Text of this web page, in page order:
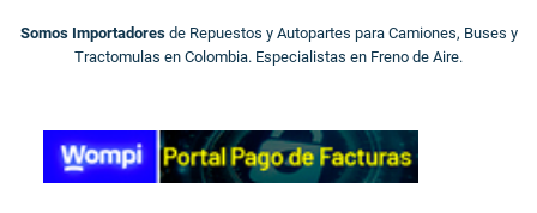
Somos Importadores de Repuestos y Autopartes para Camiones, Buses y
Tractomulas en Colombia. Especialistas en Freno de Aire.